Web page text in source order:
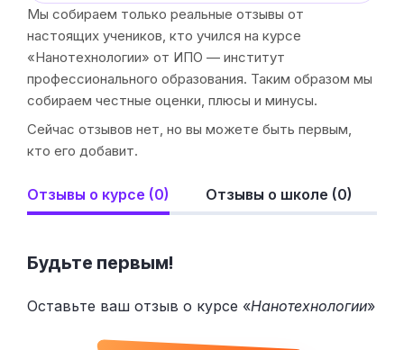
Мы собираем только реальные отзывы от
настоящих учеников, кто учился на курсе
«Нанотехнологии» от ИПО — институт
профессионального образования. Таким образом мы
собираем честные оценки, плюсы и минусы.
Сейчас отзывов нет, но вы можете быть первым,
кто его добавит.
Отзывы о курсе (0) Отзывы о школе (0)
Будьте первым!
Оставьте ваш отзыв о курсе «Нанотехнологии»